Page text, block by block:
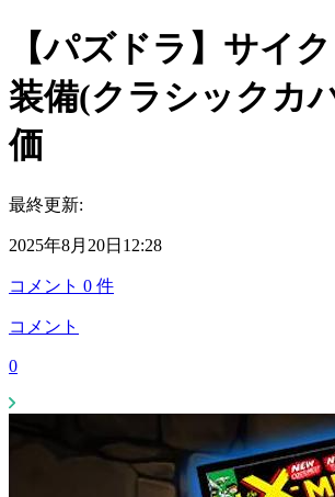
【パズドラ】サイ
装備(クラシックカ
価
最終更新:
2025年8月20日12:28
コメント 0 件
コメント
0